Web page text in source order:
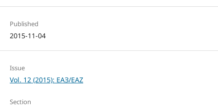
Published
2015-11-04
Issue
Vol. 12 (2015): ЕАЗ/EAZ
Section